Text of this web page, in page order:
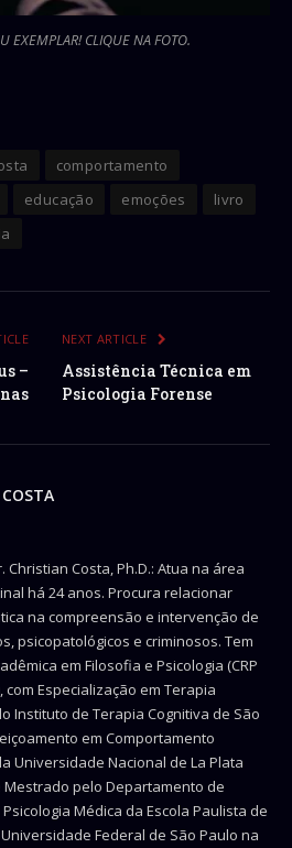
EXEMPLAR! CLIQUE NA FOTO.
comportamento
educação emoções
livro
–
NEXT ARTICLE
Assistência Técnica em
Psicologia Forense
Christian Costa, Ph.D.: Atua na área
há 24 anos. Procura relacionar
na compreensão e intervenção de
psicopatológicos e criminosos. Tem
em Filosofia e Psicologia (CRP
com Especialização em Terapia
Instituto de Terapia Cognitiva de São
em Comportamento
Universidade Nacional de La Plata
Mestrado pelo Departamento de
Médica da Escola Paulista de
Federal de São Paulo na